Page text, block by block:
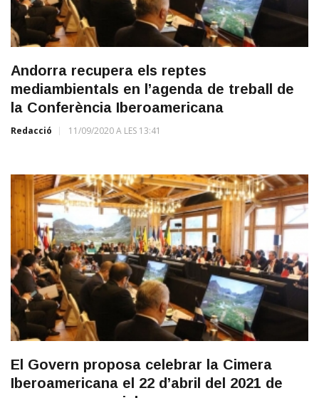
Andorra recupera els reptes
mediambientals en l’agenda de treball de
la Conferència Iberoamericana
Redacció 11/09/2020 A LES 13:41
El Govern proposa celebrar la Cimera
Iberoamericana el 22 d’abril del 2021 de